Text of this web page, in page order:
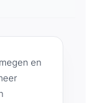
en